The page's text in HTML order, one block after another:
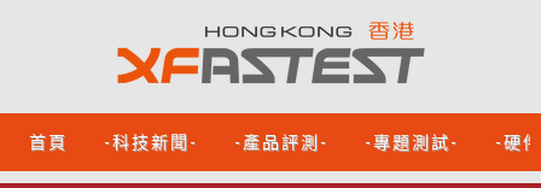
首頁 -科技新聞- -產品評測- -專題測試- -硬